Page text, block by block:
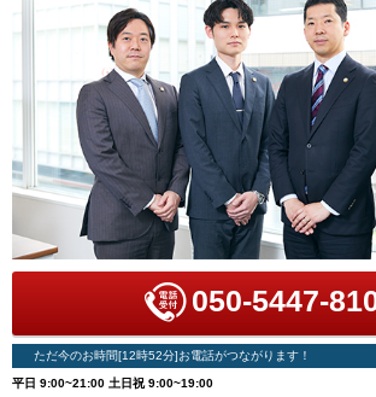
050-5447-
ただ今のお時間[12時52分]お電話がつながります！
平日 9:00~21:00 土日祝 9:00~19:00